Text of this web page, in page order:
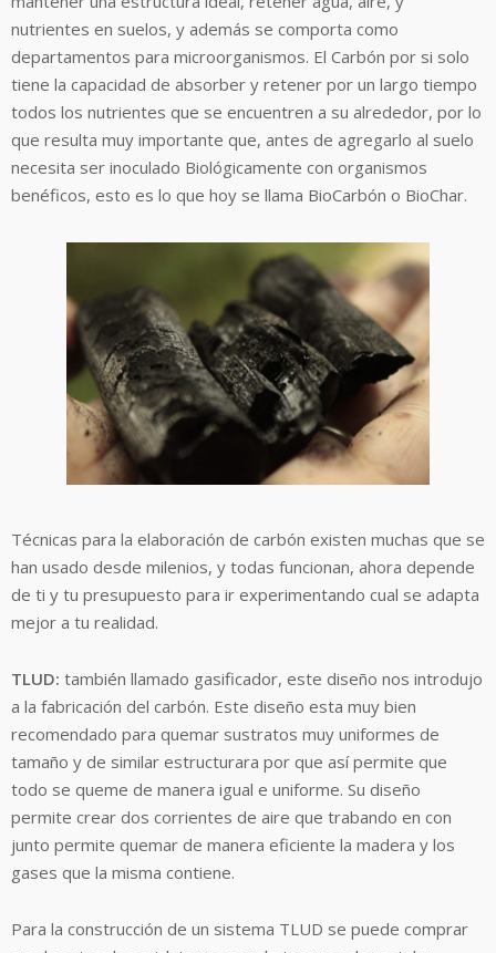
nutrientes en suelos, y además se comporta como
departamentos para microorganismos. El Carbón por si solo
tiene la capacidad de absorber y retener por un largo tiempo
todos los nutrientes que se encuentren a su alrededor, por lo
que resulta muy importante que, antes de agregarlo al suelo
necesita ser inoculado Biológicamente con organismos
benéficos, esto es lo que hoy se llama BioCarbón o BioChar.
Técnicas para la elaboración de carbón existen muchas que se
han usado desde milenios, y todas funcionan, ahora depende
de ti y tu presupuesto para ir experimentando cual se adapta
mejor a tu realidad.
TLUD: también llamado gasificador, este diseño nos introdujo
a la fabricación del carbón. Este diseño esta muy bien
recomendado para quemar sustratos muy uniformes de
tamaño y de similar estructurara por que así permite que
todo se queme de manera igual e uniforme. Su diseño
permite crear dos corrientes de aire que trabando en con
junto permite quemar de manera eficiente la madera y los
gases que la misma contiene.
Para la construcción de un sistema TLUD se puede comprar